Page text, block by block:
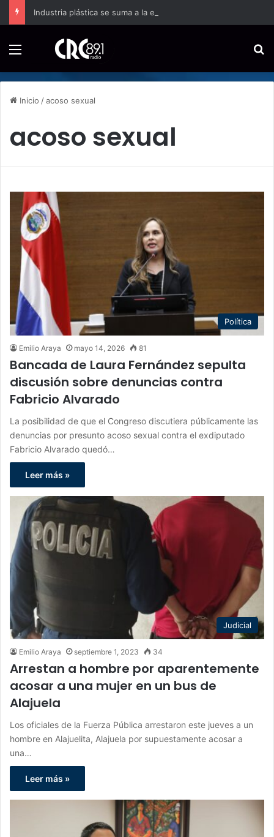
Industria plástica se suma a la economía circular
Inicio /acoso sexual
acoso sexual
Política
Emilio Araya mayo 14, 2026 81
Bancada de Laura Fernández sepulta
discusión sobre denuncias contra
Fabricio Alvarado
La posibilidad de que el Congreso discutiera públicamente las
denuncias por presunto acoso sexual contra el exdiputado
Fabricio Alvarado quedó…
Leer más »
Judicial
Emilio Araya septiembre 1, 2023 34
Arrestan a hombre por aparentemente
acosar a una mujer en un bus de
Alajuela
Los oficiales de la Fuerza Pública arrestaron este jueves a un
hombre en Alajuelita, Alajuela por supuestamente acosar a
una…
Leer más »